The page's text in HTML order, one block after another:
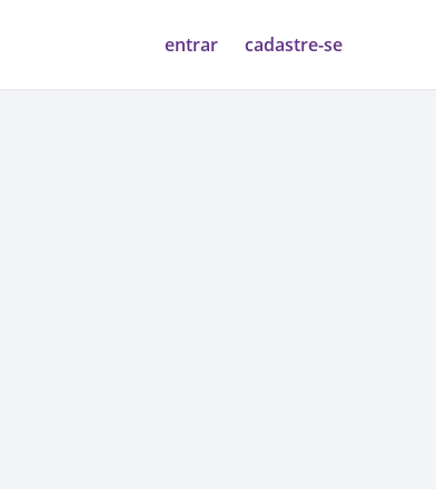
entrar cadastre-se